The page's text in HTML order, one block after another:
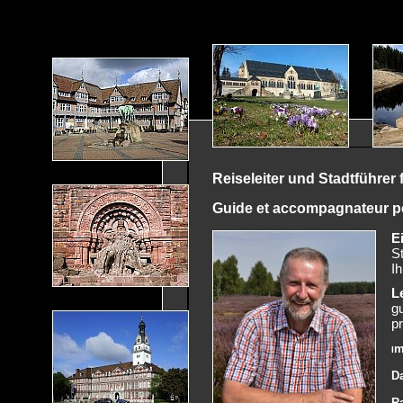
Reiseleiter und Stadtführer
Guide et accompagnateur
I